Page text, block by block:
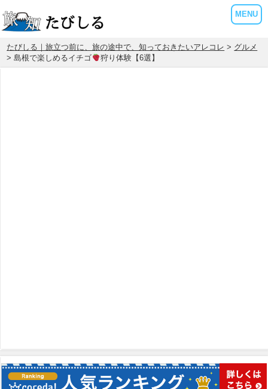
MENU
たびしる｜旅立つ前に、旅の途中で、知っておきたいアレコレ > グルメ
> 島根で楽しめるイチゴ
狩り体験【6選】